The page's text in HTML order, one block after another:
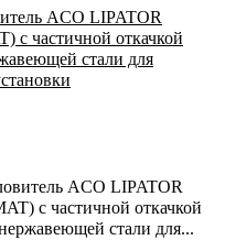
ACO LIPATOR
с частичной откачкой
стали для...